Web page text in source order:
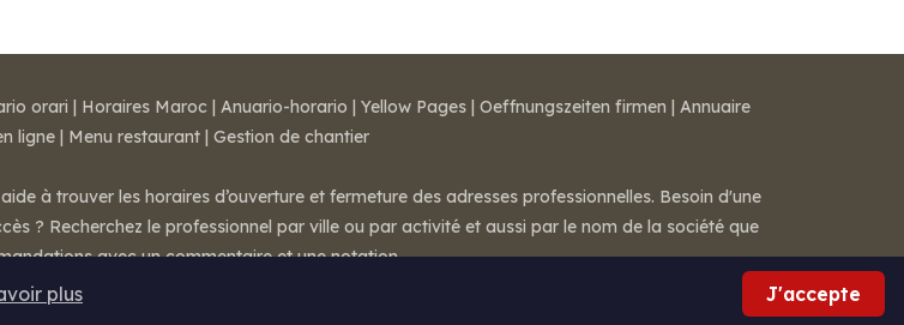
plus J'accepte
orari | Horaires Maroc | Anuario-horario | Yellow Pages | Oeffnungszeiten firmen | Annuaire
ligne | Menu restaurant | Gestion de chantier
à trouver les horaires d’ouverture et fermeture des adresses professionnelles. Besoin d'une
? Recherchez le professionnel par ville ou par activité et aussi par le nom de la société que
avec un commentaire et une notation.